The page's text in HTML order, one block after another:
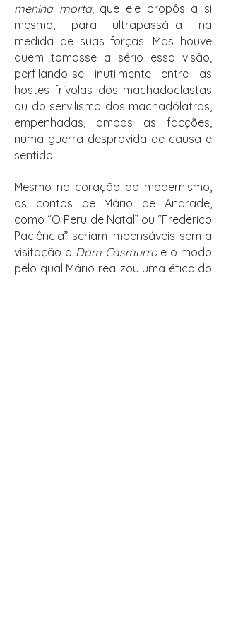
menina morta, que ele propôs a si
mesmo, para ultrapassá-la na
medida de suas forças. Mas houve
quem tomasse a sério essa visão,
perfilando-se inutilmente entre as
hostes frívolas dos machadoclastas
ou do servilismo dos machadólatras,
empenhadas, ambas as facções,
numa guerra desprovida de causa e
sentido.
Mesmo no coração do modernismo,
os contos de Mário de Andrade,
como “O Peru de Natal” ou “Frederico
Paciência” seriam impensáveis sem a
visitação a Dom Casmurroe o modo
pelo qual Mário realizou uma ética do